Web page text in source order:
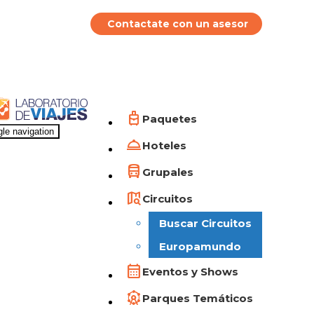
Contactate con un asesor
navigation
Paquetes
Hoteles
Grupales
Circuitos
Buscar Circuitos
Europamundo
Eventos y Shows
Parques Temáticos